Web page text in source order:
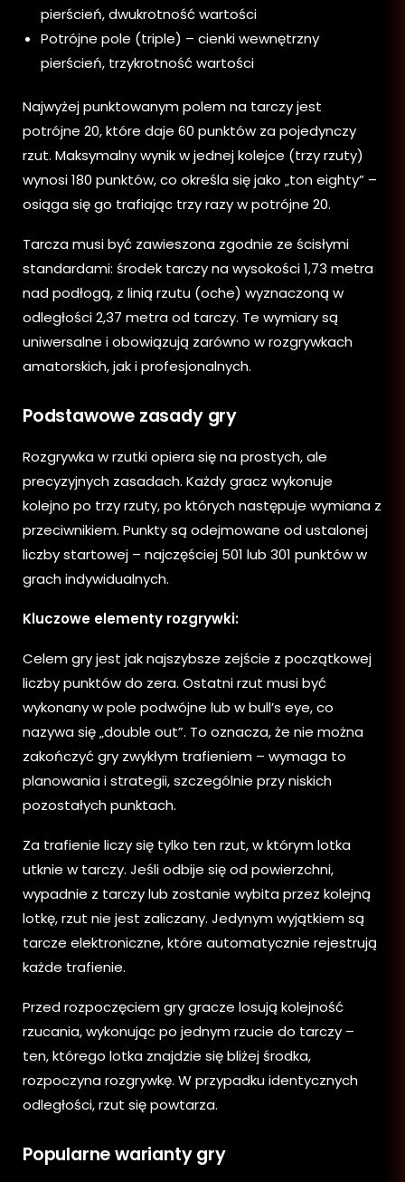
pierścień, dwukrotność wartości
Potrójne pole (triple) – cienki wewnętrzny
pierścień, trzykrotność wartości
Najwyżej punktowanym polem na tarczy jest
potrójne 20, które daje 60 punktów za pojedynczy
rzut. Maksymalny wynik w jednej kolejce (trzy rzuty)
wynosi 180 punktów, co określa się jako „ton eighty” –
osiąga się go trafiając trzy razy w potrójne 20.
Tarcza musi być zawieszona zgodnie ze ścisłymi
standardami: środek tarczy na wysokości 1,73 metra
nad podłogą, z linią rzutu (oche) wyznaczoną w
odległości 2,37 metra od tarczy. Te wymiary są
uniwersalne i obowiązują zarówno w rozgrywkach
amatorskich, jak i profesjonalnych.
Podstawowe zasady gry
Rozgrywka w rzutki opiera się na prostych, ale
precyzyjnych zasadach. Każdy gracz wykonuje
kolejno po trzy rzuty, po których następuje wymiana z
przeciwnikiem. Punkty są odejmowane od ustalonej
liczby startowej – najczęściej 501 lub 301 punktów w
grach indywidualnych.
Kluczowe elementy rozgrywki:
Celem gry jest jak najszybsze zejście z początkowej
liczby punktów do zera. Ostatni rzut musi być
wykonany w pole podwójne lub w bull’s eye, co
nazywa się „double out”. To oznacza, że nie można
zakończyć gry zwykłym trafieniem – wymaga to
planowania i strategii, szczególnie przy niskich
pozostałych punktach.
Za trafienie liczy się tylko ten rzut, w którym lotka
utknie w tarczy. Jeśli odbije się od powierzchni,
wypadnie z tarczy lub zostanie wybita przez kolejną
lotkę, rzut nie jest zaliczany. Jedynym wyjątkiem są
tarcze elektroniczne, które automatycznie rejestrują
każde trafienie.
Przed rozpoczęciem gry gracze losują kolejność
rzucania, wykonując po jednym rzucie do tarczy –
ten, którego lotka znajdzie się bliżej środka,
rozpoczyna rozgrywkę. W przypadku identycznych
odległości, rzut się powtarza.
Popularne warianty gry